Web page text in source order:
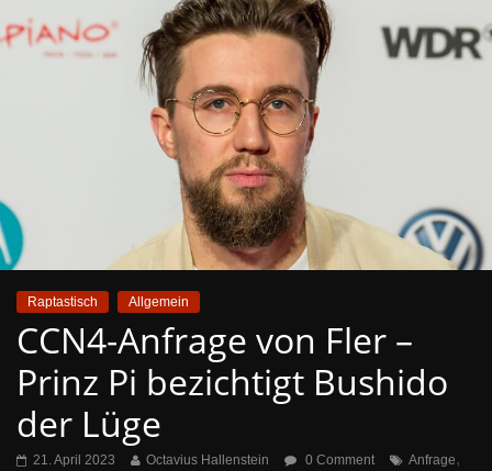
Raptastisch Allgemein
CCN4-Anfrage von Fler –
Prinz Pi bezichtigt Bushido
der Lüge
21. April 2023 Octavius Hallenstein 0 Comment Anfrage,